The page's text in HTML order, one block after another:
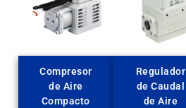
Compresor
de Aire
Compacto
Regulador
de Caudal
de Aire